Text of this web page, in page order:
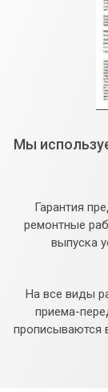
Мы
Гарантия
ремонтные
выпуска
На все виды
приема-
прописываются